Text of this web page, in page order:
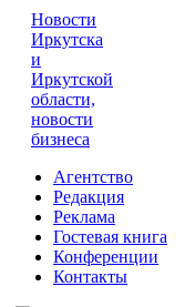
Новости
Иркутска
и
Иркутской
области,
новости
бизнеса
Агентство
Редакция
Реклама
Гостевая книга
Конференции
Контакты